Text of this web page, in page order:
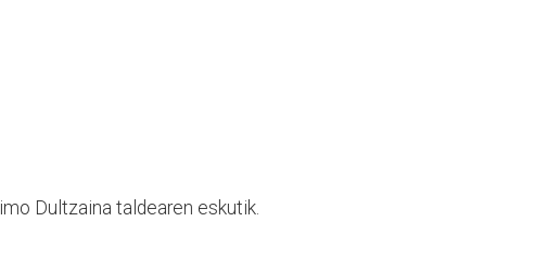
Dultzaina taldearen eskutik.